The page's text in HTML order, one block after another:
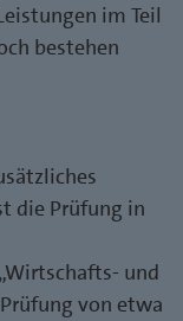
im Teil
bestehen
die Prüfung in
und
von etwa